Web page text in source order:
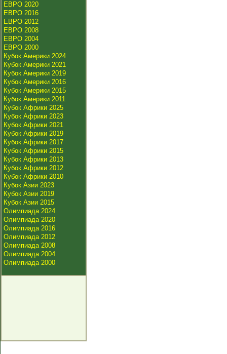
ЕВРО 2020
ЕВРО 2016
ЕВРО 2012
ЕВРО 2008
ЕВРО 2004
ЕВРО 2000
Кубок Америки 2024
Кубок Америки 2021
Кубок Америки 2019
Кубок Америки 2016
Кубок Америки 2015
Кубок Америки 2011
Кубок Африки 2025
Кубок Африки 2023
Кубок Африки 2021
Кубок Африки 2019
Кубок Африки 2017
Кубок Африки 2015
Кубок Африки 2013
Кубок Африки 2012
Кубок Африки 2010
Кубок Азии 2023
Кубок Азии 2019
Кубок Азии 2015
Олимпиада 2024
Олимпиада 2020
Олимпиада 2016
Олимпиада 2012
Олимпиада 2008
Олимпиада 2004
Олимпиада 2000